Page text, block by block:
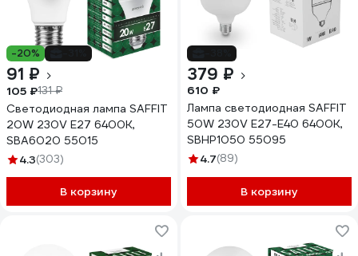
-20%
91 ₽
105 ₽131 ₽
Светодиодная лампа SAFFIT
20W 230V E27 6400K,
SBA6020 55015
4.3(303)
В корзину
379 ₽
610 ₽
Лампа светодиодная SAFFIT
50W 230V E27-E40 6400K,
SBHP1050 55095
4.7(89)
В корзину